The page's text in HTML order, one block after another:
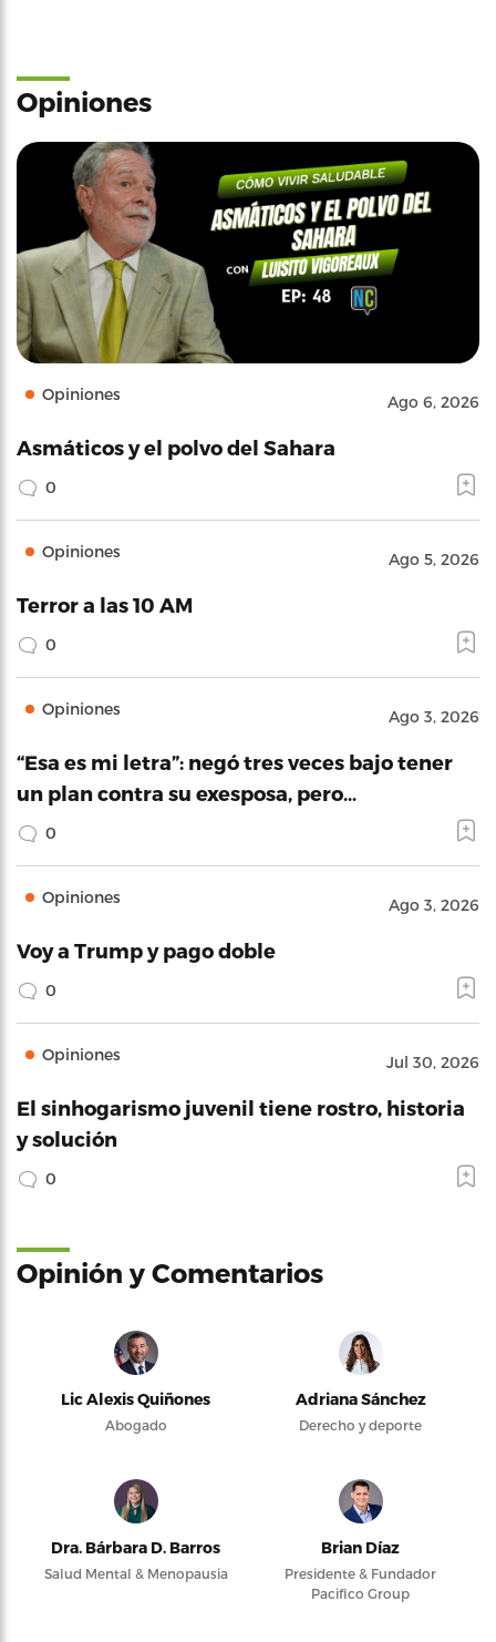
Opiniones
Opiniones Ago 6, 2026
Asmáticos y el polvo del Sahara
0
Opiniones Ago 5, 2026
Terror a las 10 AM
0
Opiniones Ago 3, 2026
“Esa es mi letra”: negó tres veces bajo tener
un plan contra su exesposa, pero…
0
Opiniones Ago 3, 2026
Voy a Trump y pago doble
0
Opiniones Jul 30, 2026
El sinhogarismo juvenil tiene rostro, historia
y solución
0
Opinión y Comentarios
Lic Alexis Quiñones
Abogado
Adriana Sánchez
Derecho y deporte
Dra. Bárbara D. Barros
Salud Mental & Menopausia
Brian Díaz
Presidente & Fundador
Pacifico Group